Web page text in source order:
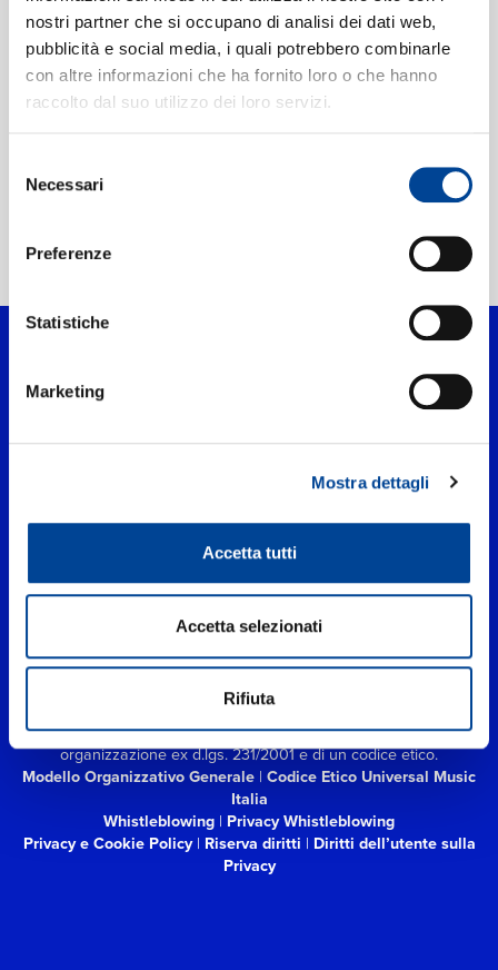
nostri partner che si occupano di analisi dei dati web,
pubblicità e social media, i quali potrebbero combinarle
con altre informazioni che ha fornito loro o che hanno
raccolto dal suo utilizzo dei loro servizi.
delNecessari
Preferenze
Statistiche
Marketing
Mostra dettagli
Accetta tutti
Accetta selezionati
Rifiuta
MARTIN WEAVER
Mindful Happiness
Digitale
Martin Weaver
Nervesa, 21 - 20139 Milano
P.IVA IT03802730154 Iscritta al REA di Milano con il numero
interamente versato.
Universal Music Italia, nel rispetto delle best practices in tema di
corporate compliance ed al fine di migliorare i rapporti con tutti
gli stakeholders,si è dotata di un modello di gestione e
organizzazione ex d.lgs. 231/2001 e di un codice etico.
Modello Organizzativo Generale | Codice Etico Universal Music
Italia
Whistleblowing | Privacy Whistleblowing
Privacy e Cookie Policy| Riserva diritti | Diritti dell’utente sulla
Privacy
CONTATTI